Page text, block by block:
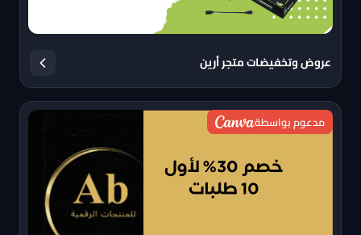
عروض وتخفيضات متجر أرين
مدعوم بواسطة